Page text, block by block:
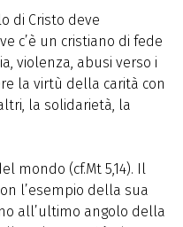
di Cristo deve
c’è un cristiano di fede
violenza, abusi verso i
la virtù della carità con
la solidarietà, la
mondo (cf.Mt 5,14). Il
l’esempio della sua
all’ultimo angolo della